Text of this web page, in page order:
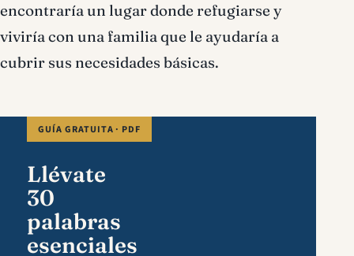
encontraría un lugar donde refugiarse y
viviría con una familia que le ayudaría a
cubrir sus necesidades básicas.
GUÍA GRATUITA · PDF
Llévate
30
palabras
esenciales